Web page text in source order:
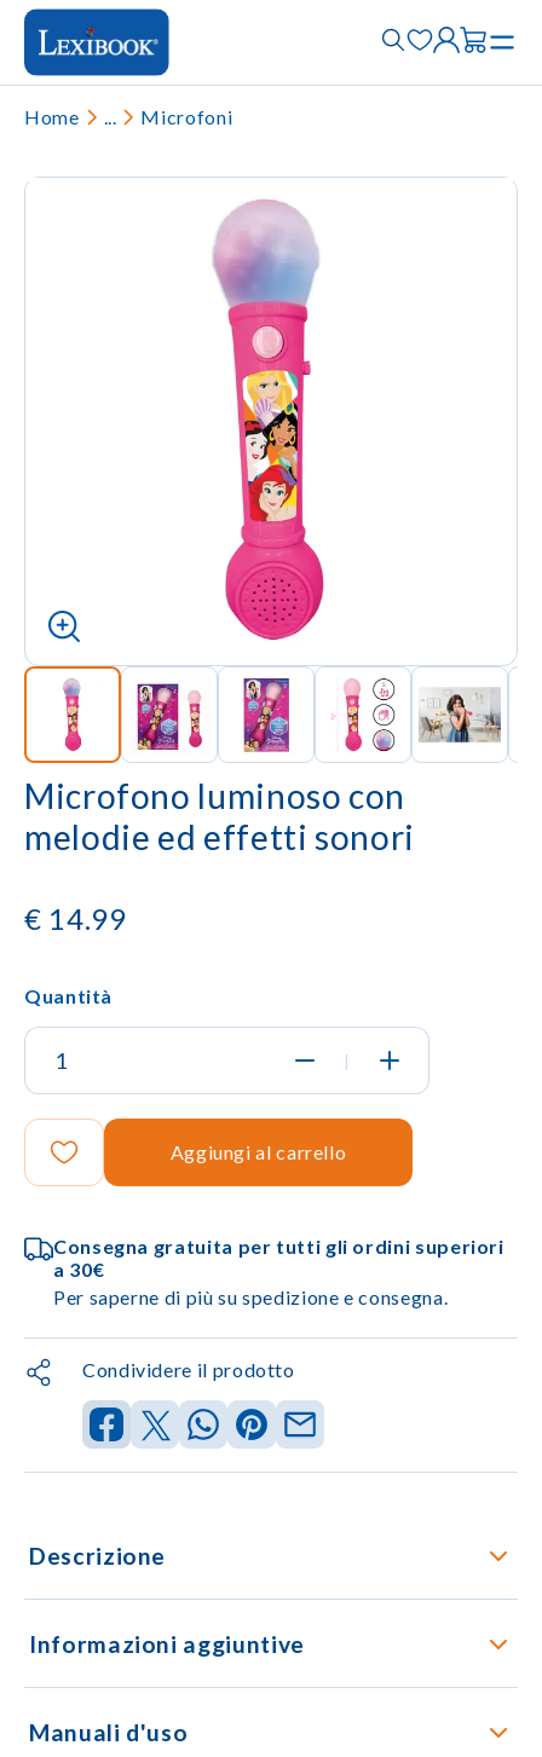
Home ... Microfoni
Microfono luminoso con
melodie ed effetti sonori
€ 14.99
Quantità
|
Aggiungi al carrello
Consegna gratuita per tutti gli ordini superiori
a 30€
Per saperne di più su spedizione e consegna.
Condividere il prodotto
Descrizione
Informazioni aggiuntive
Manuali d'uso